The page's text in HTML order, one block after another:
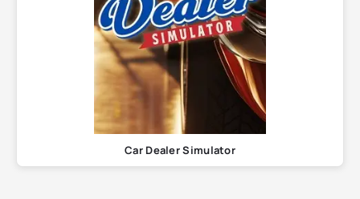
Car Dealer Simulator